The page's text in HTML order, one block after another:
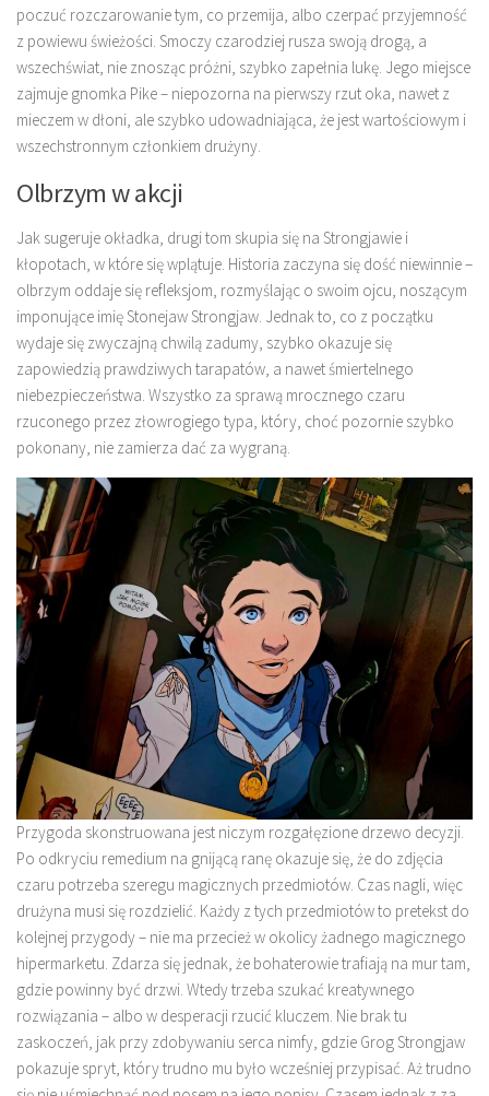
poczuć rozczarowanie tym, co przemija, albo czerpać przyjemność
z powiewu świeżości. Smoczy czarodziej rusza swoją drogą, a
wszechświat, nie znosząc próżni, szybko zapełnia lukę. Jego miejsce
zajmuje gnomka Pike – niepozorna na pierwszy rzut oka, nawet z
mieczem w dłoni, ale szybko udowadniająca, że jest wartościowym i
wszechstronnym członkiem drużyny.
Olbrzym w akcji
Jak sugeruje okładka, drugi tom skupia się na Strongjawie i
kłopotach, w które się wplątuje. Historia zaczyna się dość niewinnie –
olbrzym oddaje się refleksjom, rozmyślając o swoim ojcu, noszącym
imponujące imię Stonejaw Strongjaw. Jednak to, co z początku
wydaje się zwyczajną chwilą zadumy, szybko okazuje się
zapowiedzią prawdziwych tarapatów, a nawet śmiertelnego
niebezpieczeństwa. Wszystko za sprawą mrocznego czaru
rzuconego przez złowrogiego typa, który, choć pozornie szybko
pokonany, nie zamierza dać za wygraną.
Przygoda skonstruowana jest niczym rozgałęzione drzewo decyzji.
Po odkryciu remedium na gnijącą ranę okazuje się, że do zdjęcia
czaru potrzeba szeregu magicznych przedmiotów. Czas nagli, więc
drużyna musi się rozdzielić. Każdy z tych przedmiotów to pretekst do
kolejnej przygody – nie ma przecież w okolicy żadnego magicznego
hipermarketu. Zdarza się jednak, że bohaterowie trafiają na mur tam,
gdzie powinny być drzwi. Wtedy trzeba szukać kreatywnego
rozwiązania – albo w desperacji rzucić kluczem. Nie brak tu
zaskoczeń, jak przy zdobywaniu serca nimfy, gdzie Grog Strongjaw
pokazuje spryt, który trudno mu było wcześniej przypisać. Aż trudno